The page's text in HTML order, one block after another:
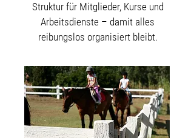
Struktur für Mitglieder, Kurse und
Arbeitsdienste – damit alles
reibungslos organisiert bleibt.